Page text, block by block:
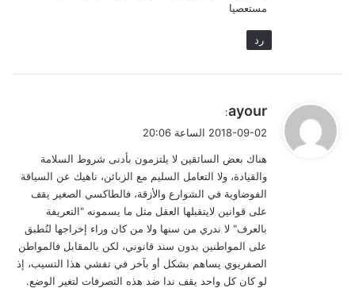
مستعصيا
رد
ي
ل
ayour
:
2018-09-02 الساعة 20:06
هناك بعض السائقين لا يلتزمون بأدنى شروط السلامة
والقيادة، ولا التعامل السليم مع الزبائن، ناهيك عن السياقة
الفوضاوية في الشوارع والأزقة، فالطاكسي الصغير يقف
على قوانين لايتقبلها العقل مثل ما يسمونه "التعريفة
بالعرف" لا ندري من سنها ولا من كان وراء إخراجها لتُطبق
على المواطنين بدون سند قانوني، لكن بالمقابل فالمواطن
الصفريوي يساهم بشكل أو بآخر في تفشي هذا التسيب، إذ
لو كان كل واحد يقف ندا ضد هذه التصرفات لتغير الوضع.